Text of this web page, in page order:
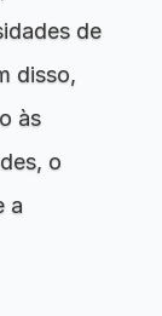
de
disso,
às
o
a